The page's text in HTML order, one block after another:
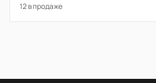
12 в продаже